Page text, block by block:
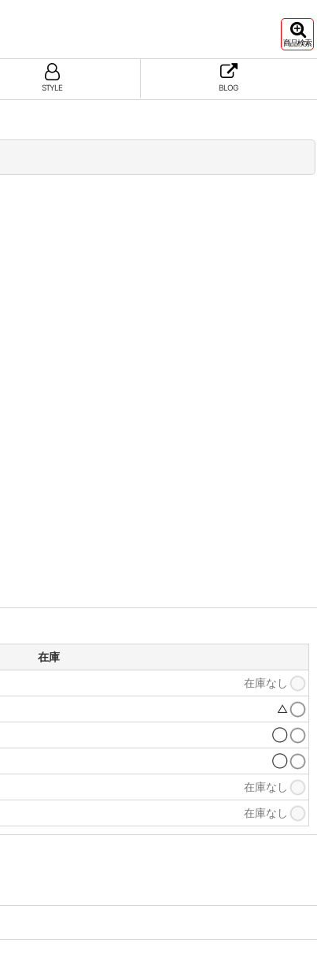
商品検索
STYLE BLOG
在庫
在庫なし
△
◯
◯
在庫なし
在庫なし